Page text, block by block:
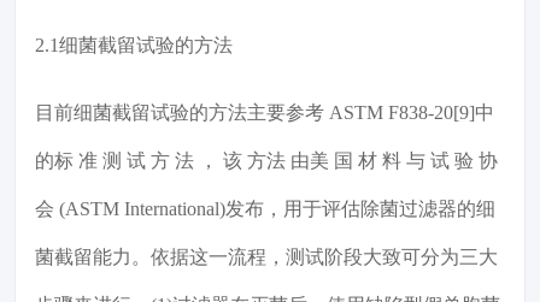
2.1细菌截留试验的方法
目前细菌截留试验的方法主要参考 ASTM F838-20[9]中
的标 准 测 试 方 法 ， 该 方法 由美 国 材 料 与 试 验 协
会 (ASTM International)发布，用于评估除菌过滤器的细
菌截留能力。依据这一流程，测试阶段大致可分为三大